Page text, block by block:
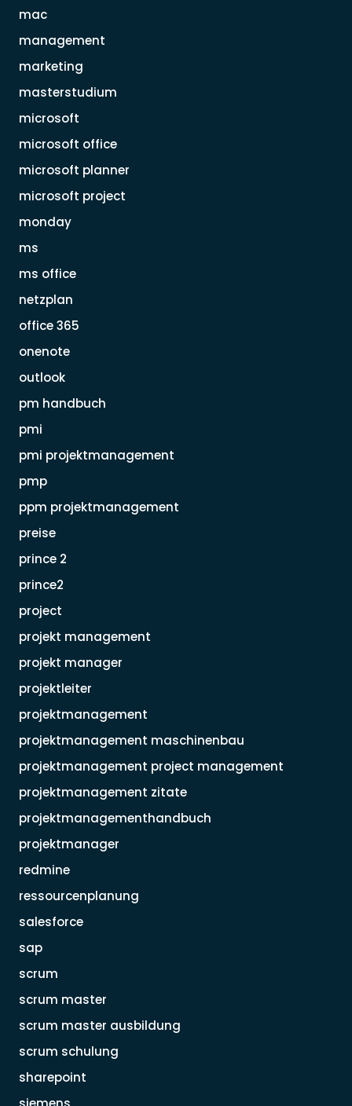
mac
management
marketing
masterstudium
microsoft
microsoft office
microsoft planner
microsoft project
monday
ms
ms office
netzplan
office 365
onenote
outlook
pm handbuch
pmi
pmi projektmanagement
pmp
ppm projektmanagement
preise
prince 2
prince2
project
projekt management
projekt manager
projektleiter
projektmanagement
projektmanagement maschinenbau
projektmanagement project management
projektmanagement zitate
projektmanagementhandbuch
projektmanager
redmine
ressourcenplanung
salesforce
sap
scrum
scrum master
scrum master ausbildung
scrum schulung
sharepoint